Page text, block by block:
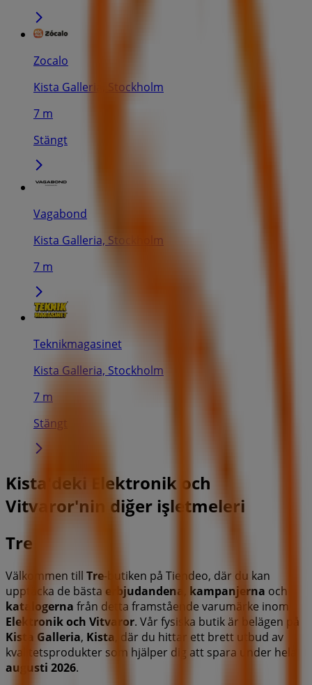
Zocalo
Kista Galleria, Stockholm
7 m
Stängt
Vagabond
Kista Galleria, Stockholm
7 m
Teknikmagasinet
Kista Galleria, Stockholm
7 m
Stängt
Kista'deki Elektronik och
Vitvaror'nin diğer işletmeleri
Tre
Välkommen till Tre-butiken på Tiendeo, där du kan
upptäcka de bästa erbjudandena kampanjerna och
katalogerna från detta framstående varumärke inom
Elektronik och Vitvaror. Vår fysiska butik är belägen på
Kista Galleria, Kista , där du hittar ett brett utbud av
kvalitetsprodukter som hjälper dig att spara under hela
augusti 2026.